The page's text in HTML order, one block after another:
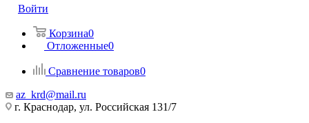
Войти
Корзина0
Отложенные0
Сравнение товаров0
az_krd@mail.ru
г. Краснодар, ул. Российская 131/7